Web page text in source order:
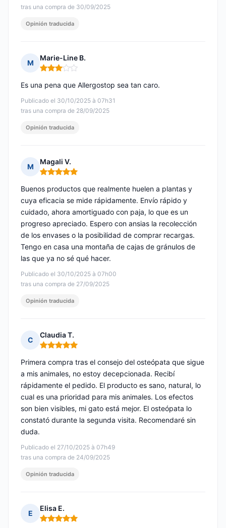
tras una compra de 30/09/2025
Opinión traducida
M
Marie-Line B.
Nota: 3 de 5
Publicado el 30/10/2025 à 07h31
tras una compra de 28/09/2025
Es una pena que Allergostop sea tan caro.
Opinión traducida
M
Magali V.
Nota: 5 de 5
Publicado el 30/10/2025 à 07h00
tras una compra de 27/09/2025
Buenos productos que realmente huelen a plantas y
cuya eficacia se mide rápidamente. Envío rápido y
cuidado, ahora amortiguado con paja, lo que es un
progreso apreciado. Espero con ansias la recolección
de los envases o la posibilidad de comprar recargas.
Tengo en casa una montaña de cajas de gránulos de
las que ya no sé qué hacer.
Opinión traducida
C
Claudia T.
Nota: 5 de 5
Publicado el 27/10/2025 à 07h49
tras una compra de 24/09/2025
Primera compra tras el consejo del osteópata que sigue
a mis animales, no estoy decepcionada. Recibí
rápidamente el pedido. El producto es sano, natural, lo
cual es una prioridad para mis animales. Los efectos
son bien visibles, mi gato está mejor. El osteópata lo
constató durante la segunda visita. Recomendaré sin
duda.
Opinión traducida
E
Elisa E.
Nota: 5 de 5